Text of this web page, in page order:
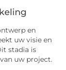
en
uw visie en
stadia is
uw project.